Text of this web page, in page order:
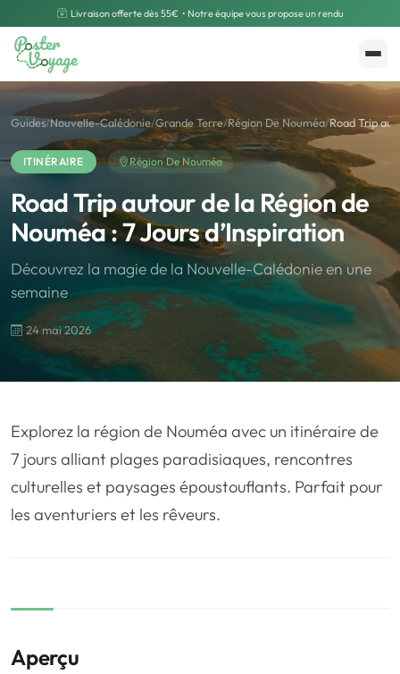
Livraison offerte dès 55€ • Notre équipe vous propose un rendu
Créer mon souvenir Polarsteps
🌍Road Trip et Pays 🌆Les villes
🏃‍♂️ Marathon / Trail
🚢Croisière 🎢Parc d'attraction
Guides/Nouvelle-Calédonie/Grande Terre/Région De Nouméa/Road Trip
ITINÉRAIRE Région De Nouméa
Road Trip autour de la Région de
Nouméa : 7 Jours d’Inspiration
Découvrez la magie de la Nouvelle-Calédonie en une
semaine
24 mai 2026
Explorez la région de Nouméa avec un itinéraire de
7 jours alliant plages paradisiaques, rencontres
culturelles et paysages époustouflants. Parfait pour
les aventuriers et les rêveurs.
Aperçu